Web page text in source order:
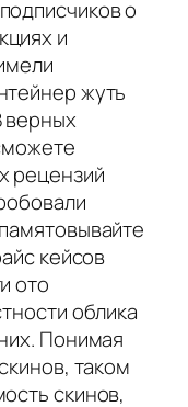
о
и
жуть
верных
рецензий
кейсов
ото
облика
Понимая
таком
скинов,